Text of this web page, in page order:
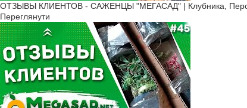
ОТЗЫВЫ КЛИЕНТОВ - САЖЕНЦЫ "МЕГАСАД" | Клубника,
Переглянути